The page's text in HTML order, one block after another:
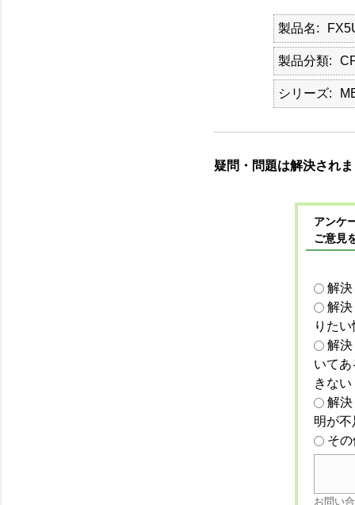
製品名
製品分類
シリーズ
疑問・問題は解決され
アンケ
ご意見
解
解
りた
解
いて
きない
解
明が
そ
お問い